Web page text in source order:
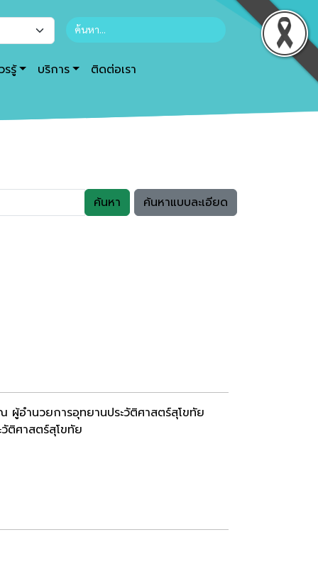
รรู้ บริการ ติดต่อเรา
ค้นหา ค้นหาแบบละเอียด
อำนวยการอุทยานประวัติศาสตร์สุโขทัย
ติศาสตร์สุโขทัย